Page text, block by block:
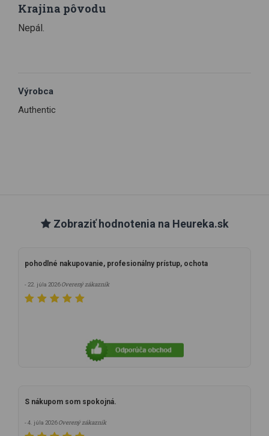
Krajina pôvodu
Nepál.
Výrobca
Authentic
Zobraziť hodnotenia na Heureka.sk
pohodlné nakupovanie, profesionálny prístup, ochota
- 22. júla 2026Overený zákazník
S nákupom som spokojná.
- 4. júla 2026Overený zákazník